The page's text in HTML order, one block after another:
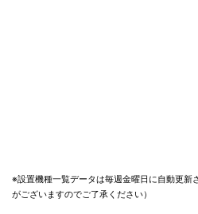
※設置機種一覧データは毎週金曜日に自動更新
がございますのでご了承ください）